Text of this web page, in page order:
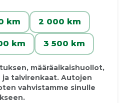
km 2 000 km
km 3 500 km
määräaikaishuollot,
talvirenkaat. Autojen
vahvistamme sinulle